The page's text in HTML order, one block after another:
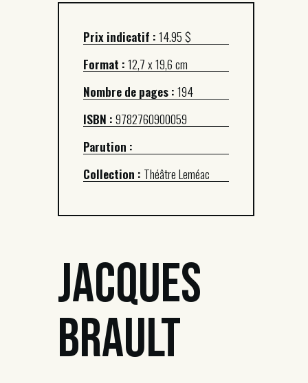
Prix indicatif :14.95 $
Format :12,7 x 19,6 cm
Nombre de pages :194
ISBN :9782760900059
Parution :
Collection : Théâtre Leméac
Jacques
Brault